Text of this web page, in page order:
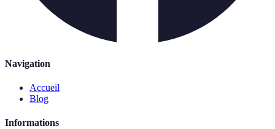
Navigation
Accueil
Blog
Informations